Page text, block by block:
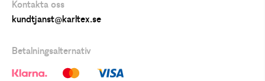
Kontakta oss
kundtjanst@karltex.se
Betalningsalternativ